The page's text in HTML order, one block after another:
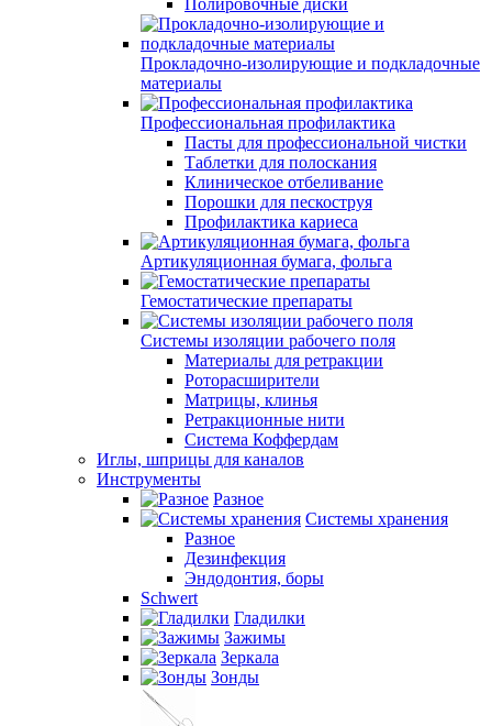
Полировочные диски
Прокладочно-изолирующие и подкладочные
материалы
Профессиональная профилактика
Пасты для профессиональной чистки
Таблетки для полоскания
Клиническое отбеливание
Порошки для пескоструя
Профилактика кариеса
Артикуляционная бумага, фольга
Гемостатические препараты
Системы изоляции рабочего поля
Материалы для ретракции
Роторасширители
Матрицы, клинья
Ретракционные нити
Система Коффердам
Иглы, шприцы для каналов
Инструменты
Разное
Системы хранения
Разное
Дезинфекция
Эндодонтия, боры
Schwert
Гладилки
Зажимы
Зеркала
Зонды